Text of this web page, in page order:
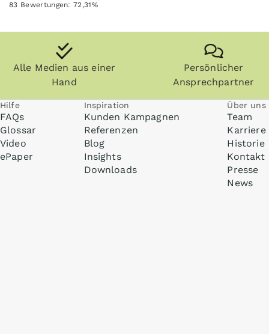
83 Bewertungen:72,31%
Alle Medien aus einer
Hand
Persönlicher
Ansprechpartner
Hilfe
FAQs
Glossar
Video
ePaper
Inspiration
Kunden Kampagnen
Referenzen
Blog
Insights
Downloads
Über uns
Team
Karriere
Historie
Kontakt
Presse
News